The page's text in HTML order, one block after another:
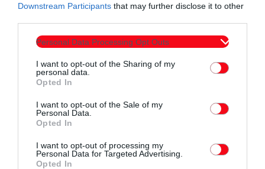
Downstream Participants that may further disclose it to other
Personal Data Processing Opt Outs
I want to opt-out of the Sharing of my
personal data.
Opted In
I want to opt-out of the Sale of my
Personal Data.
Opted In
I want to opt-out of processing my
Personal Data for Targeted Advertising.
Opted In
Συντάχθηκε από:ERKO.GR
email
Σχετικά άρθρα